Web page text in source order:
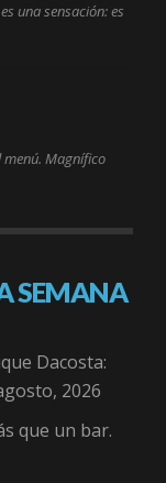
una sensación: es
menú. Magnífico
SEMANA
Dacosta:
2026
que un bar.